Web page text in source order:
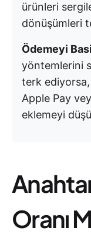
ürünleri
dönüşümleri
Ödemeyi
yöntemlerini
terk
Apple Pay
eklemeyi
Oranı